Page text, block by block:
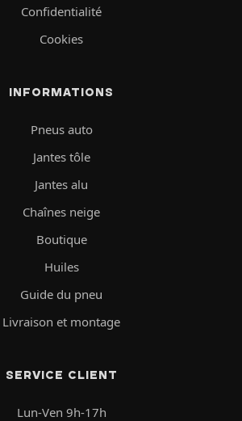
Confidentialité
Cookies
INFORMATIONS
Pneus auto
Jantes tôle
Jantes alu
Chaînes neige
Boutique
Huiles
Guide du pneu
Livraison et montage
SERVICE CLIENT
Lun-Ven 9h-17h